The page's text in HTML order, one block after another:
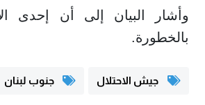
وأشار البيان إلى أن إحدى
بالخطورة.
جيش الاحتلال جنوب لبنان